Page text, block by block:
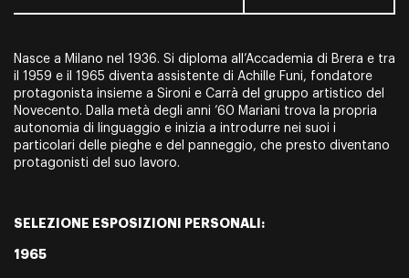
Nasce a Milano nel 1936. Si diploma all’Accademia di Brera e tra
il 1959 e il 1965 diventa assistente di Achille Funi, fondatore
protagonista insieme a Sironi e Carrà del gruppo artistico del
Novecento. Dalla metà degli anni ’60 Mariani trova la propria
autonomia di linguaggio e inizia a introdurre nei suoi i
particolari delle pieghe e del panneggio, che presto diventano
protagonisti del suo lavoro.
SELEZIONE ESPOSIZIONI PERSONALI:
1965